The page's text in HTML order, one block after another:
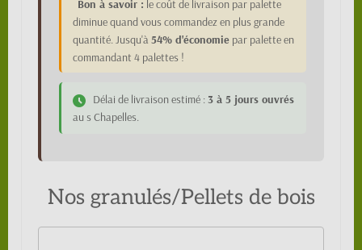
Bon à savoir : le coût de livraison par palette
diminue quand vous commandez en plus grande
quantité. Jusqu'à54% d'économie par palette en
commandant 4 palettes !
Délai de livraison estimé : 3 à 5 jours ouvrés
au s Chapelles.
Nos granulés/Pellets de bois